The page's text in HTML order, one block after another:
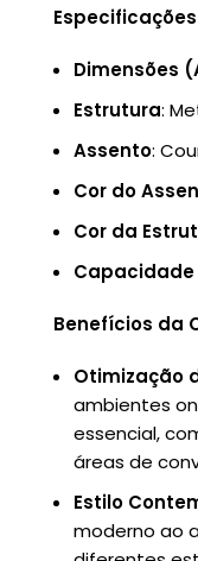
Dimensões
Estrutura:
Assento:
Cor do
Cor da
Capacidade
Benefícios da
Otimização
ambientes
essencial,
áreas de
Estilo
moderno ao